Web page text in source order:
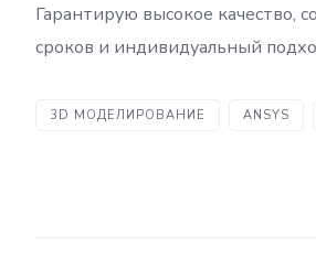
Гарантирую высокое качество,
сроков и индивидуальный
3D МОДЕЛИРОВАНИЕ ANSYS